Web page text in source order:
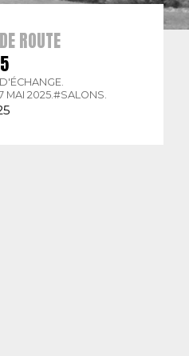
ROUTE
MAI 2025.#SALONS.